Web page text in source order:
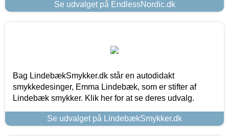
Se udvalget på EndlessNordic.dk
Bag LindebækSmykker.dk står en autodidakt
smykkedesinger, Emma Lindebæk, som er stifter af
Lindebæk smykker. Klik her for at se deres udvalg.
Se udvalget på LindebækSmykker.dk